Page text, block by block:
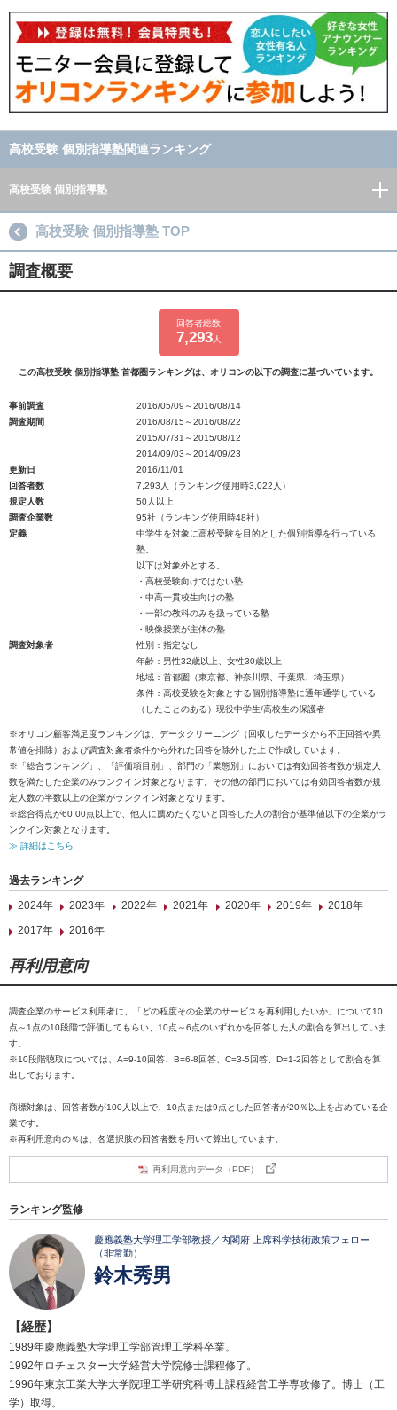
高校受験 個別指導塾関連ランキング
高校受験 個別指導塾
高校受験 個別指導塾 TOP
調査概要
回答者総数
7,293人
この高校受験 個別指導塾 首都圏ランキングは、オリコンの以下の調査に基づいています。
事前調査
2016/05/09～2016/08/14
調査期間
2016/08/15～2016/08/22
2015/07/31～2015/08/12
2014/09/03～2014/09/23
更新日
2016/11/01
回答者数
7,293人（ランキング使用時3,022人）
規定人数
50人以上
調査企業数
95社（ランキング使用時48社）
定義
中学生を対象に高校受験を目的とした個別指導を行っている
塾。
以下は対象外とする。
・高校受験向けではない塾
・中高一貫校生向けの塾
・一部の教科のみを扱っている塾
・映像授業が主体の塾
調査対象者
性別：指定なし
年齢：男性32歳以上、女性30歳以上
地域：首都圏（東京都、神奈川県、千葉県、埼玉県）
条件：高校受験を対象とする個別指導塾に通年通学している
（したことのある）現役中学生/高校生の保護者
※オリコン顧客満足度ランキングは、データクリーニング（回収したデータから不正回答や異
常値を排除）および調査対象者条件から外れた回答を除外した上で作成しています。
※「総合ランキング」、「評価項目別」、部門の「業態別」においては有効回答者数が規定人
数を満たした企業のみランクイン対象となります。その他の部門においては有効回答者数が規
定人数の半数以上の企業がランクイン対象となります。
※総合得点が60.00点以上で、他人に薦めたくないと回答した人の割合が基準値以下の企業がラ
ンクイン対象となります。
≫ 詳細はこちら
過去ランキング
2024年
2023年 2022年 2021年 2020年 2019年
2018年
2017年
2016年
再利用意向
調査企業のサービス利用者に、「どの程度その企業のサービスを再利用したいか」について10
点～1点の10段階で評価してもらい、10点～6点のいずれかを回答した人の割合を算出していま
す。
※10段階聴取については、A=9-10回答、B=6-8回答、C=3-5回答、D=1-2回答として割合を算
出しております。
商標対象は、回答者数が100人以上で、10点または9点とした回答者が20％以上を占めている企
業です。
※再利用意向の％は、各選択肢の回答者数を用いて算出しています。
再利用意向データ（PDF）
ランキング監修
慶應義塾大学理工学部教授／内閣府 上席科学技術政策フェロー
（非常勤）
鈴木秀男
【経歴】
1989年慶應義塾大学理工学部管理工学科卒業。
1992年ロチェスター大学経営大学院修士課程修了。
1996年東京工業大学大学院理工学研究科博士課程経営工学専攻修了。博士（工
学）取得。